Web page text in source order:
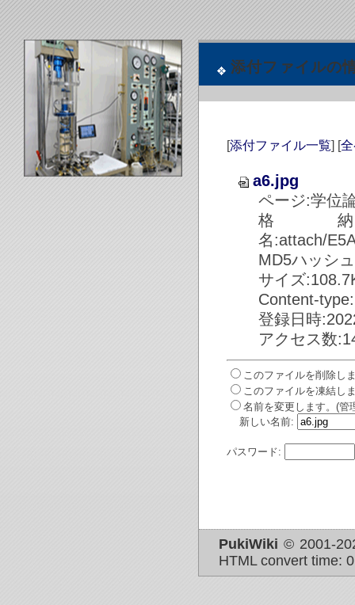
添付ファイルの
[添付ファイル一覧] [
a6.jpg
ページ:学位
格
名:attach/
MD5ハッシ
サイズ
Content-
登録日時
アクセス数
このファイルを削除し
このファイルを凍結し
名前を変更します。(管
新しい名前:
パスワード:
PukiWiki © 2001-
HTML convert time: